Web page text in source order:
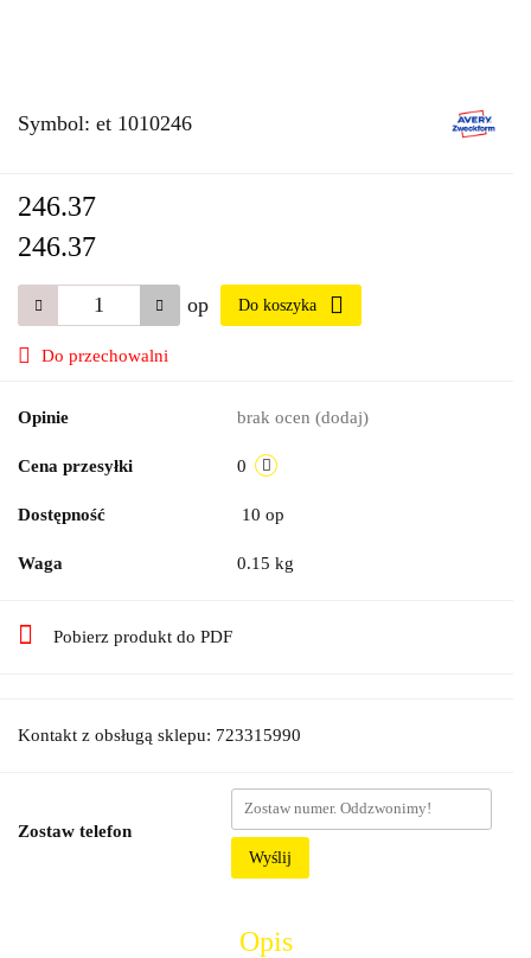
Symbol: et 1010246
246.37
246.37
op Do koszyka
Do przechowalni
Opinie brak ocen (dodaj)
Cena przesyłki 0
Dostępność 10 op
Waga 0.15 kg
Pobierz produkt do PDF
Kontakt z obsługą sklepu: 723315990
Zostaw telefon
Wyślij
Opis